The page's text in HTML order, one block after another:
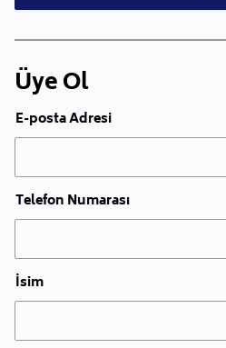
Üye Ol
E-posta Adresi
Telefon Numarası
İsim